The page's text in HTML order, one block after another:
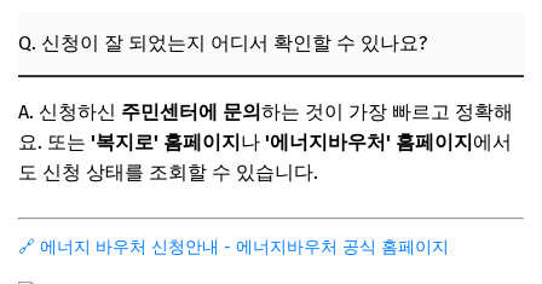
Q. 신청이 잘 되었는지 어디서 확인할 수 있나요?
A. 신청하신 주민센터에 문의 하는 것이 가장 빠르고 정확해
요. 또는 '복지로' 홈페이지 나 '에너지바우처' 홈페이지 에서
도 신청 상태를 조회할 수 있습니다.
🔗 에너지 바우처 신청안내 - 에너지바우처 공식 홈페이지